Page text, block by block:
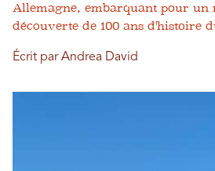
Allemagne, embarquant pour un
découverte de 100 ans d'histoire
Écrit par Andrea David